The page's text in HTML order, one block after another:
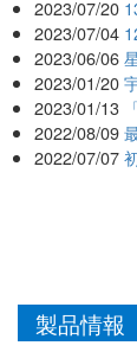
2023/07/20
2023/07/04
2023/06/06
2023/01/20
2023/01/13
2022/08/09
2022/07/07
製品情報